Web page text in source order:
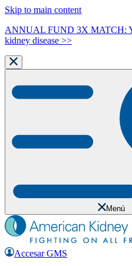
Skip to main content
ANNUAL FUND 3X MATCH:
kidney disease >>
Menú
Accesar GMS